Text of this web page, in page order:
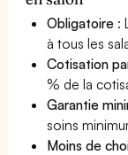
Obligatoire :
à tous les
Cotisation
% de la
Garantie
soins
Moins de